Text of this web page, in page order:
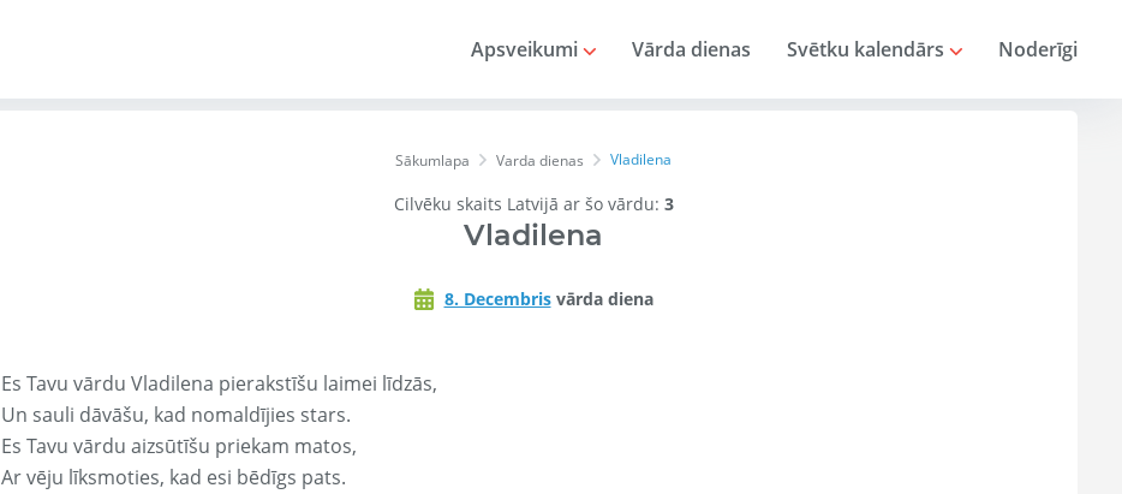
Apsveikumi Vārda dienas Svētku kalendārs Noderīgi
Sākumlapa Varda dienas Vladilena
Cilvēku skaits Latvijā ar šo vārdu: 3
Vladilena
8. Decembrisvārda diena
Es Tavu vārdu Vladilena pierakstīšu laimei līdzās,
Un sauli dāvāšu, kad nomaldījies stars.
Es Tavu vārdu aizsūtīšu priekam matos,
Ar vēju līksmoties, kad esi bēdīgs pats.